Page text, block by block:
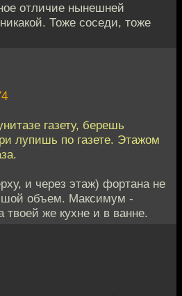
отличие нынешней
Тоже соседи, тоже
газету, берешь
лупишь по газете. Этажом
и через этаж) фортана не
объем. Максимум -
твоей же кухне и в ванне.